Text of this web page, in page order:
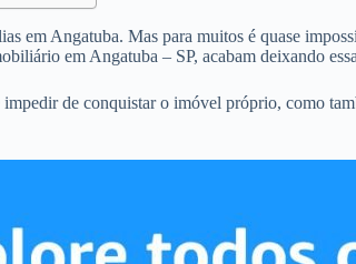
em Angatuba. Mas para muitos é quase
em Angatuba – SP, acabam deixando
de conquistar o imóvel próprio, como